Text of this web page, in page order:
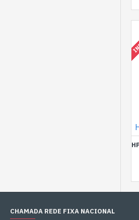
CHAMADA REDE FIXA NACIONAL